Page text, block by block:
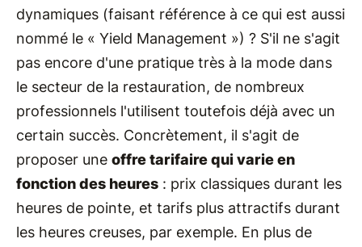
dynamiques (faisant référence à ce qui est aussi
nommé le « Yield Management ») ? S'il ne s'agit
pas encore d'une pratique très à la mode dans
le secteur de la restauration, de nombreux
professionnels l'utilisent toutefois déjà avec un
certain succès. Concrètement, il s'agit de
proposer une offre tarifaire qui varie en
fonction des heures : prix classiques durant les
heures de pointe, et tarifs plus attractifs durant
les heures creuses, par exemple. En plus de